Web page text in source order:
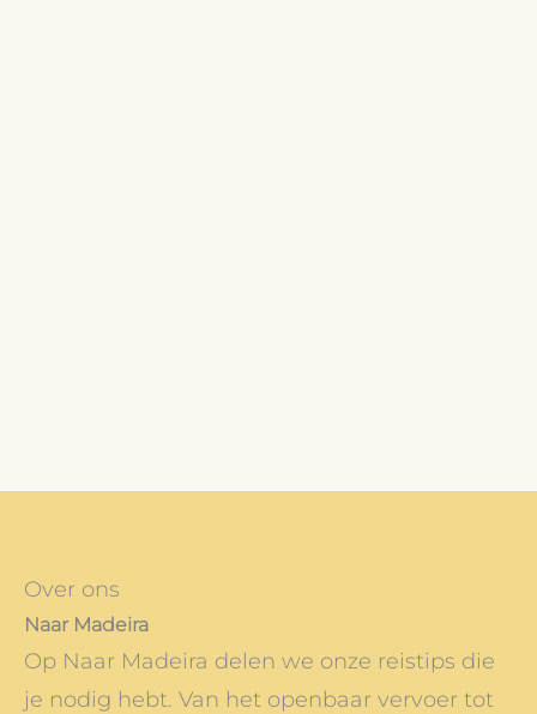
Over ons
Naar Madeira
Op Naar Madeira delen we onze reistips die
je nodig hebt. Van het openbaar vervoer tot